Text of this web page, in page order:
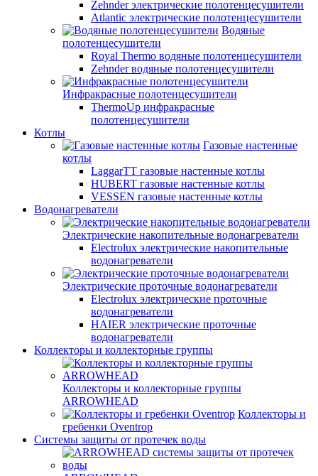
Zehnder электрические полотенцесушители
Atlantic электрические полотенцесушители
Водяные
полотенцесушители
Royal Thermo водяные полотенцесушители
Zehnder водяные полотенцесушители
Инфракрасные полотенцесушители
ThermoUp инфракрасные
полотенцесушители
Котлы
Газовые настенные
котлы
LaggarTT газовые настенные котлы
HUBERT газовые настенные котлы
VESSEN газовые настенные котлы
Водонагреватели
Электрические накопительные водонагреватели
Electrolux электрические накопительные
водонагреватели
Электрические проточные водонагреватели
Electrolux электрические проточные
водонагреватели
HAIER электрические проточные
водонагреватели
Коллекторы и коллекторные группы
Коллекторы и коллекторные группы
ARROWHEAD
Коллекторы и
гребенки Oventrop
Системы защиты от протечек воды